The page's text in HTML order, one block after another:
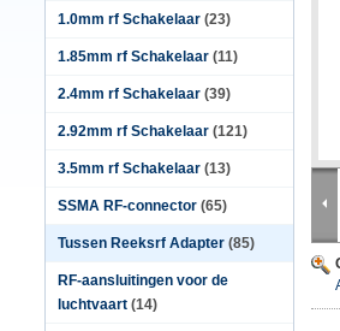
1.0mm rf Schakelaar (23)
1.85mm rf Schakelaar (11)
2.4mm rf Schakelaar (39)
2.92mm rf Schakelaar (121)
3.5mm rf Schakelaar (13)
SSMA RF-connector (65)
Tussen Reeksrf Adapter (85)
RF-aansluitingen voor de
luchtvaart (14)